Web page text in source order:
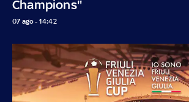
Champions"
07 ago - 14:42